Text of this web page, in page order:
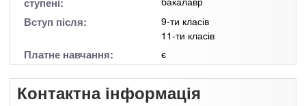
Вступ після:
9-ти класів
11-ти класів
Платне навчання: є
Контактна інформація